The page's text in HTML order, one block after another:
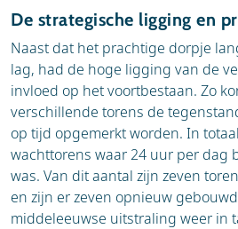
De strategische ligging en
Naast dat het prachtige dorpje
lag, had de hoge ligging van de
invloed op het voortbestaan. Zo
verschillende torens de
op tijd opgemerkt worden. In
wachttorens waar 24 uur per dag
was. Van dit aantal zijn zeven
en zijn er zeven opnieuw
middeleeuwse uitstraling weer in